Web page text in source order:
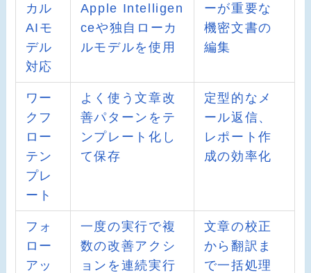
カル
AIモ
デル
対応
Apple Intelligen
ceや独自ローカ
ルモデルを使用
ーが重要な
機密文書の
編集
ワー
クフ
ロー
テン
プレ
ート
よく使う文章改
善パターンをテ
ンプレート化し
て保存
定型的なメ
ール返信、
レポート作
成の効率化
フォ
ロー
アッ
一度の実行で複
数の改善アクシ
ョンを連続実行
文章の校正
から翻訳ま
で一括処理